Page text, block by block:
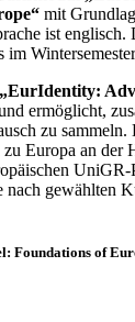
mit
ist
ermöglicht,
zu sammeln.
Europa an der
nach gewählten
Foundations of